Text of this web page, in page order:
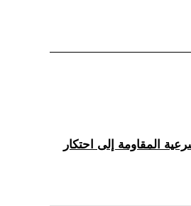
المقاومة إلى احتكار